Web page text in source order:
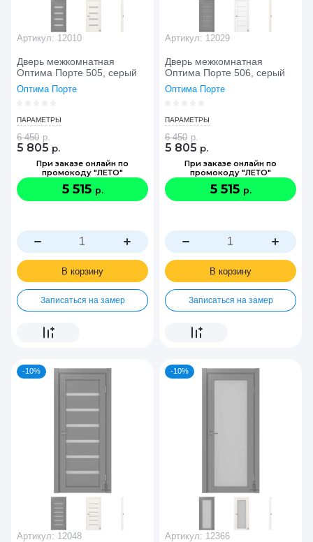
Дверь межкомнатная
Оптима Порте 505, серый
Оптима Порте
Артикул: 12010
ПАРАМЕТРЫ
6 450 р.
5 805 р.
При заказе онлайн по
промокоду "ЛЕТО"
5 515 р.
В корзину
Записаться на замер
Дверь межкомнатная
Оптима Порте 506, серый
Оптима Порте
Артикул: 12029
ПАРАМЕТРЫ
6 450 р.
5 805 р.
При заказе онлайн по
промокоду "ЛЕТО"
5 515 р.
В корзину
Записаться на замер
-10%
Артикул: 12048
-10%
Артикул: 12366